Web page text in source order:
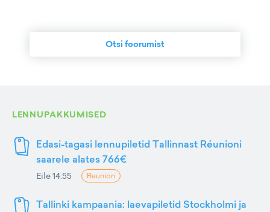
Otsi foorumist
LENNUPAKKUMISED
Edasi-tagasi lennupiletid Tallinnast Réunioni
saarele alates 766€
Eile 14:55 Reunion
Tallinki kampaania: laevapiletid Stockholmi ja